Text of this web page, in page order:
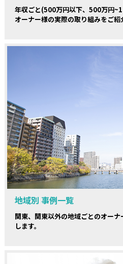
年収ごと(500万円以下、500万円
オーナー様の実際の取り組みをご紹
地域別 事例一覧
関東、関東以外の地域ごとのオー
します。